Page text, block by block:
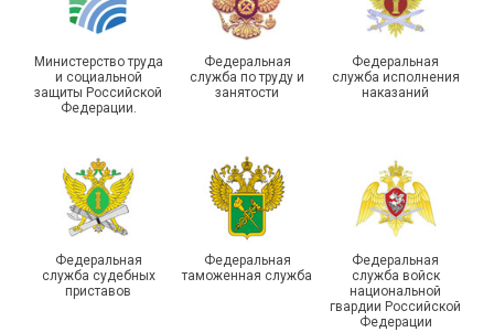
Единство традиций и сила
организаций ГУФСИН
России по Пермскому
краю приняли участие в
туристическом слете
Министерство труда
и социальной
защиты Российской
Федерации.
Федеральная
служба по труду и
занятости
Федеральная
служба исполнения
наказаний
Федеральная
служба судебных
приставов
Федеральная
таможенная служба
Федеральная
служба войск
национальной
гвардии Российской
Федерации